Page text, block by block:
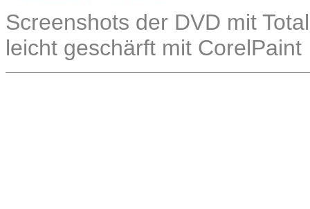
Screenshots der DVD mit
leicht geschärft mit CorelPaint